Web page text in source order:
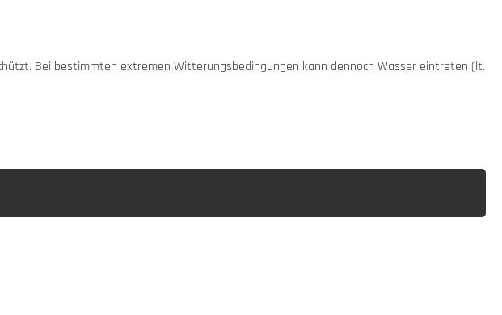
Bei bestimmten extremen Witterungsbedingungen kann dennoch Wasser eintreten (lt.